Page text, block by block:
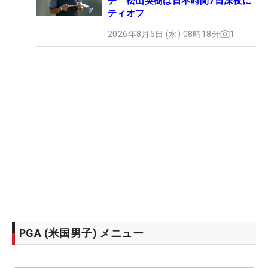
ティオフ
2026年8月5日 (水) 08時18分 1
PGA (米国男子) メニュー